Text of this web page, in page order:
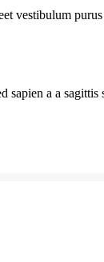
vestibulum
sapien a a